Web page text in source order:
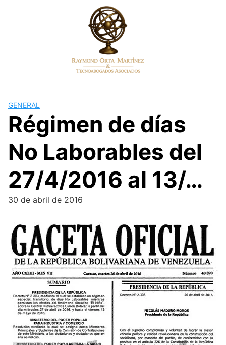
GENERAL
Régimen de días
No Laborables del
27/4/2016 al 13/…
30 de abril de 2016